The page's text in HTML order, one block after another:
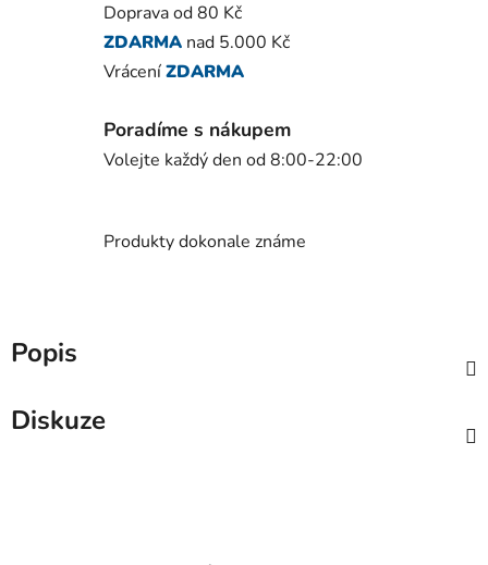
Doprava od 80 Kč
ZDARMA nad 5.000 Kč
VráceníZDARMA
Poradíme s nákupem
Volejte každý den od 8:00-22:00
Produkty dokonale známe
Popis
Diskuze